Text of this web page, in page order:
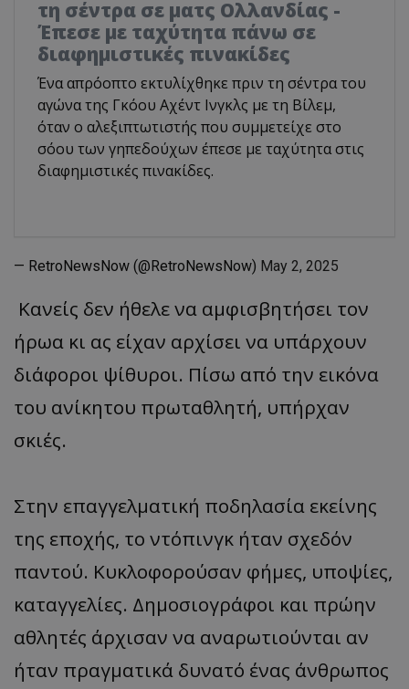
τη σέντρα σε ματς Ολλανδίας -
Έπεσε με ταχύτητα πάνω σε
διαφημιστικές πινακίδες
Ένα απρόοπτο εκτυλίχθηκε πριν τη σέντρα του
αγώνα της Γκόου Αχέντ Ινγκλς με τη Βίλεμ,
όταν ο αλεξιπτωτιστής που συμμετείχε στο
σόου των γηπεδούχων έπεσε με ταχύτητα στις
διαφημιστικές πινακίδες.
— RetroNewsNow (@RetroNewsNow) May 2, 2025
Κανείς δεν ήθελε να αμφισβητήσει τον
ήρωα κι ας είχαν αρχίσει να υπάρχουν
διάφοροι ψίθυροι. Πίσω από την εικόνα
του ανίκητου πρωταθλητή, υπήρχαν
σκιές.
Στην επαγγελματική ποδηλασία εκείνης
της εποχής, το ντόπινγκ ήταν σχεδόν
παντού. Κυκλοφορούσαν φήμες, υποψίες,
καταγγελίες. Δημοσιογράφοι και πρώην
αθλητές άρχισαν να αναρωτιούνται αν
ήταν πραγματικά δυνατό ένας άνθρωπος